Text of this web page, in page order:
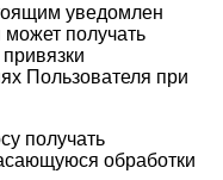
уведомлен
получать
Пользователя при
получать
обработки